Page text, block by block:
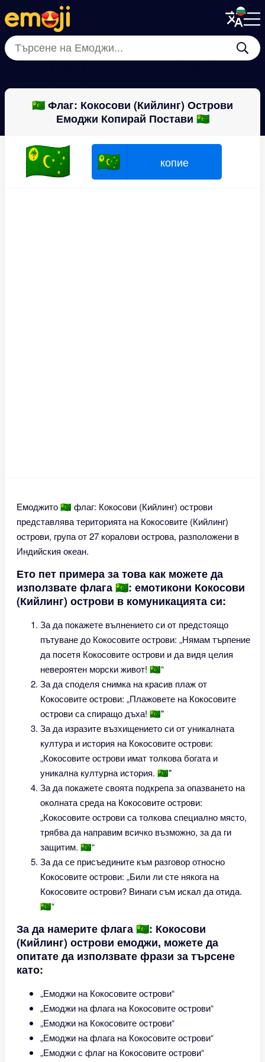
Menu
Close
Menu
Close
🇨🇨 Флаг: Кокосови (Кийлинг) Острови
Емоджи Копирай Постави 🇨🇨
🇨🇨 🇨🇨 копие
Емоджито 🇨🇨 флаг: Кокосови (Кийлинг) острови
представлява територията на Кокосовите (Кийлинг)
острови, група от 27 коралови острова, разположени в
Индийския океан.
Ето пет примера за това как можете да
използвате флага 🇨🇨: емотикони Кокосови
(Кийлинг) острови в комуникацията си:
За да покажете вълнението си от предстоящо
пътуване до Кокосовите острови: „Нямам търпение
да посетя Кокосовите острови и да видя целия
невероятен морски живот! 🇨🇨“
За да споделя снимка на красив плаж от
Кокосовите острови: „Плажовете на Кокосовите
острови са спиращо дъха! 🇨🇨"
За да изразите възхищението си от уникалната
култура и история на Кокосовите острови:
„Кокосовите острови имат толкова богата и
уникална културна история. 🇨🇨"
За да покажете своята подкрепа за опазването на
околната среда на Кокосовите острови:
„Кокосовите острови са толкова специално място,
трябва да направим всичко възможно, за да ги
защитим. 🇨🇨“
За да се присъедините към разговор относно
Кокосовите острови: „Били ли сте някога на
Кокосовите острови? Винаги съм искал да отида.
🇨🇨“
За да намерите флага 🇨🇨: Кокосови
(Кийлинг) острови емоджи, можете да
опитате да използвате фрази за търсене
като:
„Емоджи на Кокосовите острови“
„Емоджи на флага на Кокосовите острови“
„Емоджи на Кокосовите острови“
„Емоджи на флага на Кокосовите острови“
„Емоджи с флаг на Кокосовите острови“